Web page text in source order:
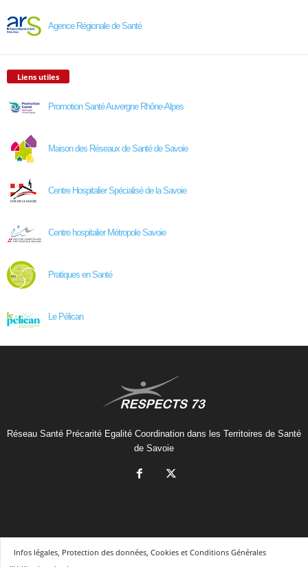
Agence Régionale de Santé
Liens utiles
Promotion Santé Auvergne Rhône-Alpes
Maison des Réseaux de Santé de Savoie
Centre Hospitalier Spécialisé de la Savoie
Centre hospitalier Métropole Savoie
Pratiques en Santé
Le Pélican
Réseau Santé Précarité Egalité Coordination dans les Territoires de Santé
de Savoie
Infos légales, Protection des données, Cookies et Conditions Générales